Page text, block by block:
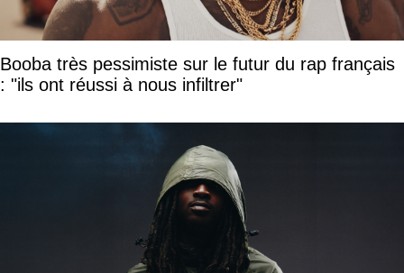
Booba très pessimiste sur le futur du rap français
: "ils ont réussi à nous infiltrer"